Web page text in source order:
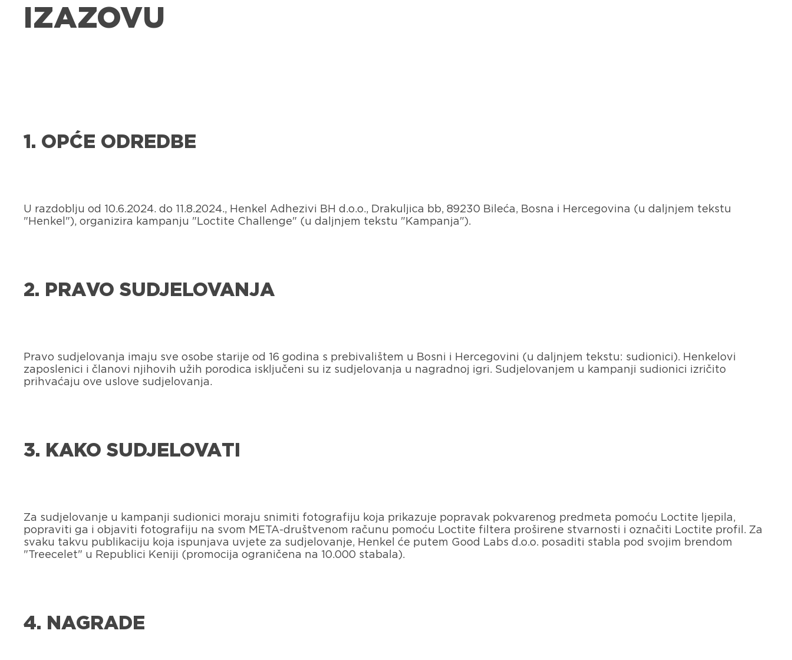
IZAZOVU
1. OPĆE ODREDBE
U razdoblju od 10.6.2024. do 11.8.2024., Henkel Adhezivi BH d.o.o., Drakuljica bb, 89230 Bileća, Bosna i Hercegovina (u daljnjem tekstu
"Henkel"), organizira kampanju "Loctite Challenge" (u daljnjem tekstu "Kampanja").
2. PRAVO SUDJELOVANJA
Pravo sudjelovanja imaju sve osobe starije od 16 godina s prebivalištem u Bosni i Hercegovini (u daljnjem tekstu: sudionici). Henkelovi
zaposlenici i članovi njihovih užih porodica isključeni su iz sudjelovanja u nagradnoj igri. Sudjelovanjem u kampanji sudionici izričito
prihvaćaju ove uslove sudjelovanja.
3. KAKO SUDJELOVATI
Za sudjelovanje u kampanji sudionici moraju snimiti fotografiju koja prikazuje popravak pokvarenog predmeta pomoću Loctite ljepila,
popraviti ga i objaviti fotografiju na svom META-društvenom računu pomoću Loctite filtera proširene stvarnosti i označiti Loctite profil. Za
svaku takvu publikaciju koja ispunjava uvjete za sudjelovanje, Henkel će putem Good Labs d.o.o. posaditi stabla pod svojim brendom
"Treecelet" u Republici Keniji (promocija ograničena na 10.000 stabala).
4. NAGRADE